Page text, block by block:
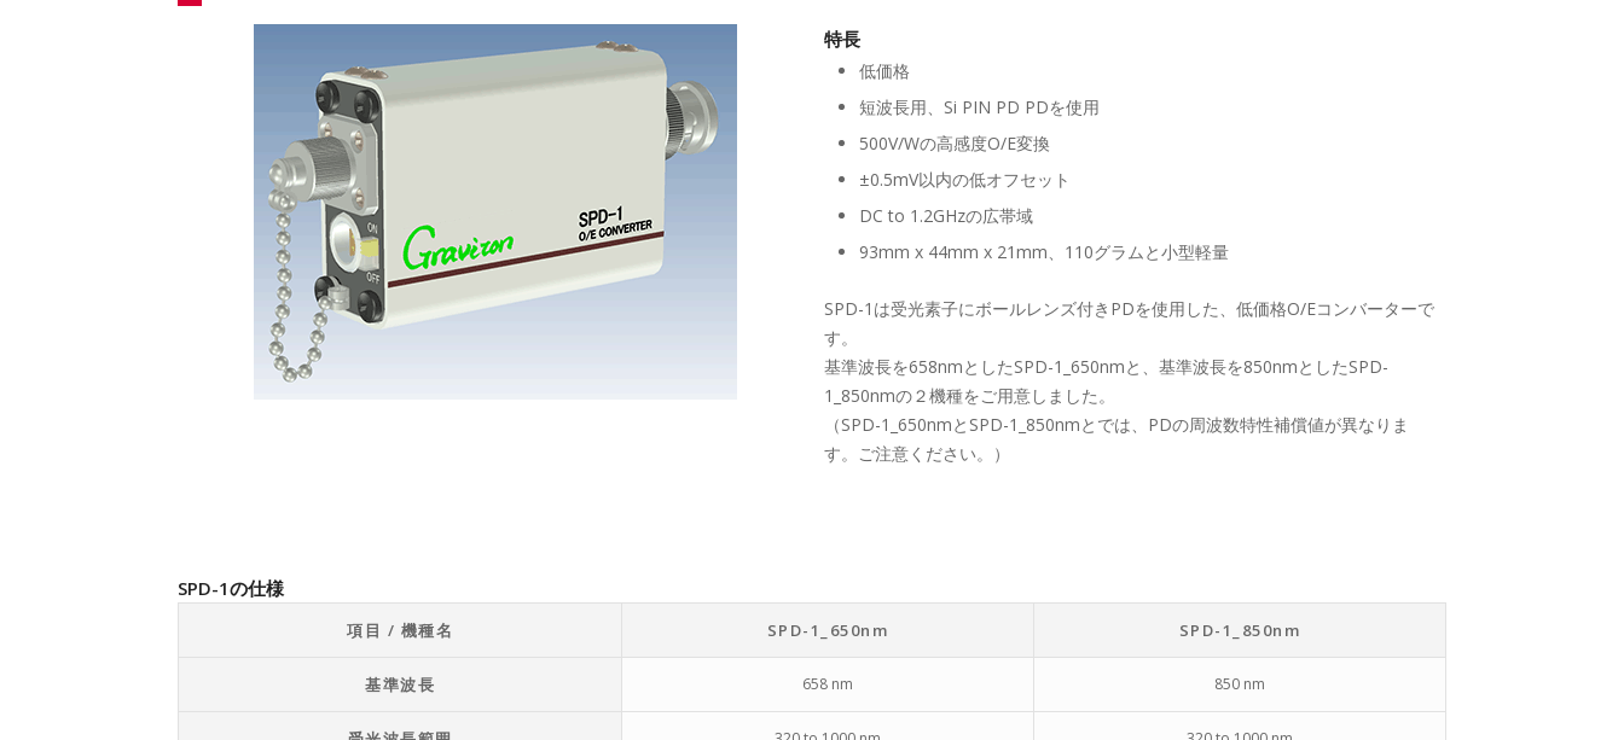
特長
低価格
短波長用、Si PIN PD PDを使用
500V/Wの高感度O/E変換
±0.5mV以内の低オフセット
DC to 1.2GHzの広帯域
93mm x 44mm x 21mm、110グラムと小型軽量
SPD-1は受光素子にボールレンズ付きPDを使用した、低価格O/Eコンバーターで
す。
基準波長を658nmとしたSPD-1_650nmと、基準波長を850nmとしたSPD-
1_850nmの２機種をご用意しました。
（SPD-1_650nmとSPD-1_850nmとでは、PDの周波数特性補償値が異なりま
す。ご注意ください。）
SPD-1の仕様
項目 / 機種名 SPD-1_650nm SPD-1_850nm
基準波長 658 nm 850 nm